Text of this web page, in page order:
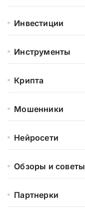
Инвестиции
Инструменты
Крипта
Мошенники
Нейросети
Обзоры и советы
Партнерки